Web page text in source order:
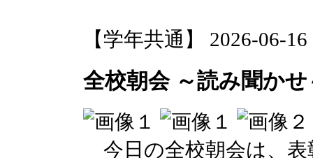
【学年共通】 2026-06-
全校朝会 ～読み聞かせ
今日の全校朝会は、表